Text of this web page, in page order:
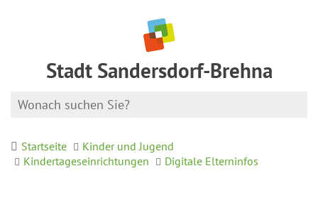
Stadt Sandersdorf-Brehna
Startseite
Kinder und Jugend
Kindertageseinrichtungen
Digitale Elterninfos